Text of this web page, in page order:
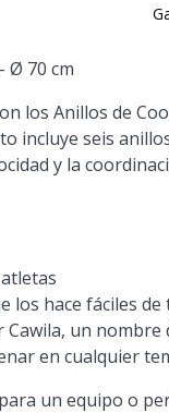
Ø 70 cm
los Anillos de
incluye seis
y la
los hace fáciles
Cawila, un
en cualquier
un equipo o